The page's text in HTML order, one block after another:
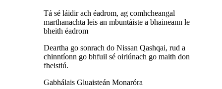
Tá sé láidir ach éadrom, ag comhcheangal
marthanachta leis an mbuntáiste a bhaineann le
bheith éadrom
Deartha go sonrach do Nissan Qashqai, rud a
chinntíonn go bhfuil sé oiriúnach go maith don
fheistiú.
Gabhálais Gluaisteán Monaróra